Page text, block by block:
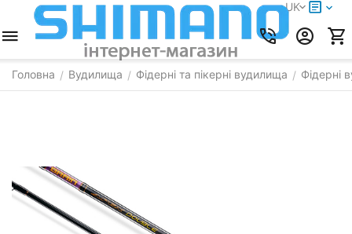
UK
Головна / Вудилища / Фідерні та пікерні вудилища / Фідерні